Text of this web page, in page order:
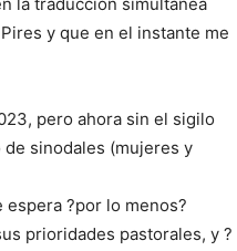
y que en el instante me
pero ahora sin el sigilo
sinodales (mujeres y
?por lo menos?
prioridades pastorales, y ?